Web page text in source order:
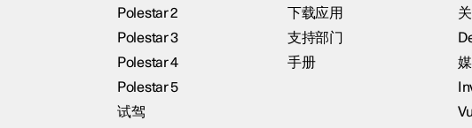
Polestar 2
Polestar 3
Polestar 4
Polestar 5
试驾
下载应用
支持部门
手册